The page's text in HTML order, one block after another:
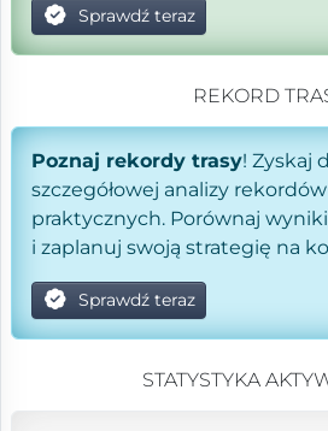
Sprawdź teraz
REKORD
Poznaj rekordy trasy! Zyskaj
szczegółowej analizy
praktycznych. Porównaj
i zaplanuj swoją strategię na
Sprawdź teraz
STATYSTYKA